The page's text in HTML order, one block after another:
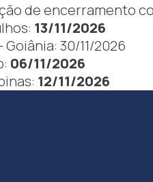
de encerramento
13/11/2026
Goiânia: 30/11/2026
06/11/2026
12/11/2026